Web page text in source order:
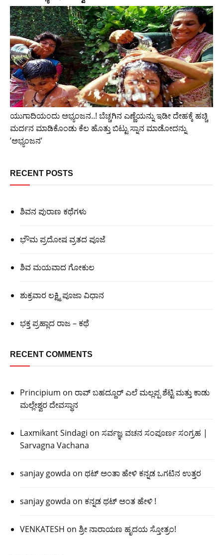
ಯುಗಾದಿಯಂದು ಅಭ್ಯಂಜನ..! ಬೆಚ್ಚಗಿನ ಎಣ್ಣೆಯನ್ನು ಇಡೀ ದೇಹಕ್ಕೆ ಹಚ್ಚಿ
ಮರ್ದನ ಮಾಡಿಕೊಂಡು ಕೆಲ ಹೊತ್ತು ಬಿಟ್ಟು ಸ್ನಾನ ಮಾಡೋದನ್ನು
ʼಅಭ್ಯಂಜನʼ
RECENT POSTS
ಶಿವನ ಪುರಾಣ ಕಥೆಗಳು
ಭೌಮ ಪ್ರದೋಷ ವ್ರತದ ಪೂಜೆ
ಶಿವ ಮಯವಾದ ಗೋಕುಲ
ಶುಕ್ರವಾರ ಲಕ್ಷ್ಮಿ ಪೂಜಾ ವಿಧಾನ
ಭಕ್ತ ಪ್ರಹ್ಲಾದ ರಾಜ – ಕಥೆ
RECENT COMMENTS
Principium on ರಾವ್ ಬಹದ್ದೂರ್ ಎಲೆ ಮಲ್ಲಪ್ಪ ಶೆಟ್ಟಿ ಮತ್ತು ಕಾಡು
ಮಲ್ಲೇಶ್ವರ ದೇವಸ್ಥಾನ
Laxmikant Sindagi on ಸರ್ವಜ್ಞ ವಚನ ಸಂಪೂರ್ಣ ಸಂಗ್ರಹ |
Sarvagna Vachana
sanjay gowda on ಥಟ್ ಅಂತಾ ಹೇಳಿ ಕನ್ನಡ ಒಗಟಿನ ಉತ್ತರ
sanjay gowda on ಕನ್ನಡ ಥಟ್ ಅಂತ ಹೇಳಿ !
VENKATESH on ಶ್ರೀ ನಾರಾಯಣ ಹೃದಯ ಸ್ತೋತ್ರಂ!